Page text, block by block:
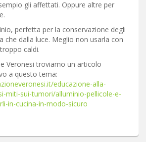
gli affettati. Oppure altre per
perfetta per la conservazione degli
che dalla luce. Meglio non usarla con
caldi.
Veronesi troviamo un articolo
a questo tema:
educazione-alla-
miti-sui-tumori/alluminio-pellicole-e-
in-cucina-in-modo-sicuro